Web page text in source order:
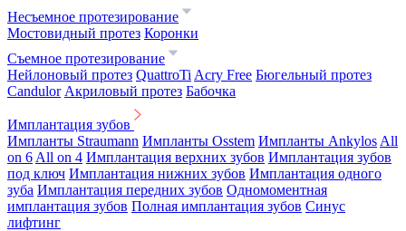
Несъемное протезирование
Мостовидный протез Коронки
Съемное протезирование
Нейлоновый протез QuattroTi Acry Free Бюгельный протез
Candulor Акриловый протез Бабочка
Имплантация зубов
Импланты Straumann Импланты Osstem Импланты Ankylos All
on 6 All on 4 Имплантация верхних зубов Имплантация зубов
под ключ Имплантация нижних зубов Имплантация одного
зуба Имплантация передних зубов Одномоментная
имплантация зубов Полная имплантация зубов Синус
лифтинг